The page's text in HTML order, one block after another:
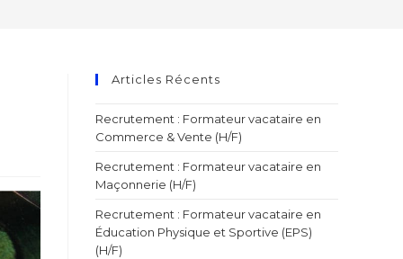
Articles Récents
Recrutement : Formateur vacataire en
Commerce & Vente (H/F)
Recrutement : Formateur vacataire en
Maçonnerie (H/F)
Recrutement : Formateur vacataire en
Éducation Physique et Sportive (EPS)
(H/F)